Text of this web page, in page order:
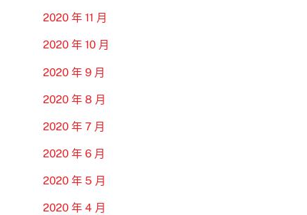
2020 年 11 月
2020 年 10 月
2020 年 9 月
2020 年 8 月
2020 年 7 月
2020 年 6 月
2020 年 5 月
2020 年 4 月